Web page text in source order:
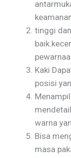
tinggi
Kaki
posisi
warna
Bisa
masa